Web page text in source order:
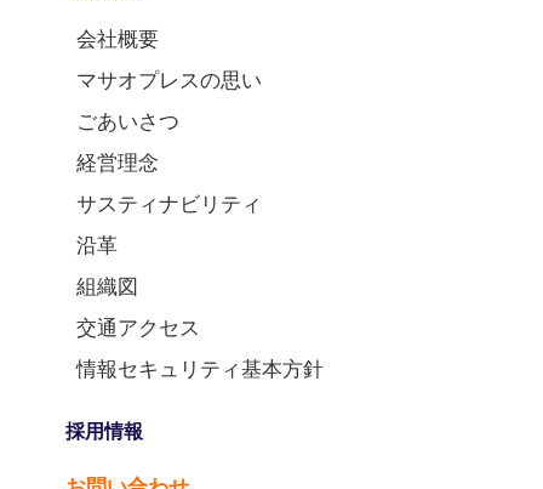
会社概要
マサオプレスの思い
ごあいさつ
経営理念
サスティナビリティ
沿革
組織図
交通アクセス
情報セキュリティ基本方針
採用情報